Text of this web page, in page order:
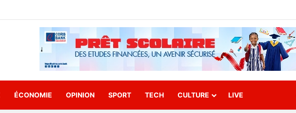
ÉCONOMIE OPINION SPORT TECH CULTURE LIVE